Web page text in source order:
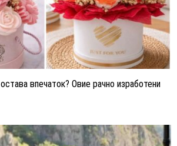
впечаток? Овие рачно изработени